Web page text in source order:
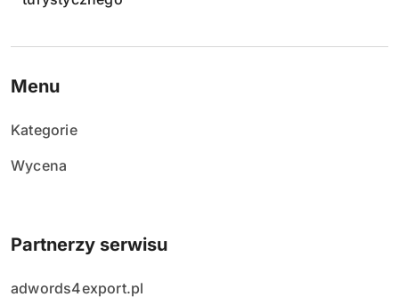
w
p
s
Menu
Kategorie
Wycena
Partnerzy serwisu
adwords4export.pl